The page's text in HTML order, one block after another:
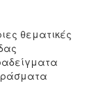
θεματικές